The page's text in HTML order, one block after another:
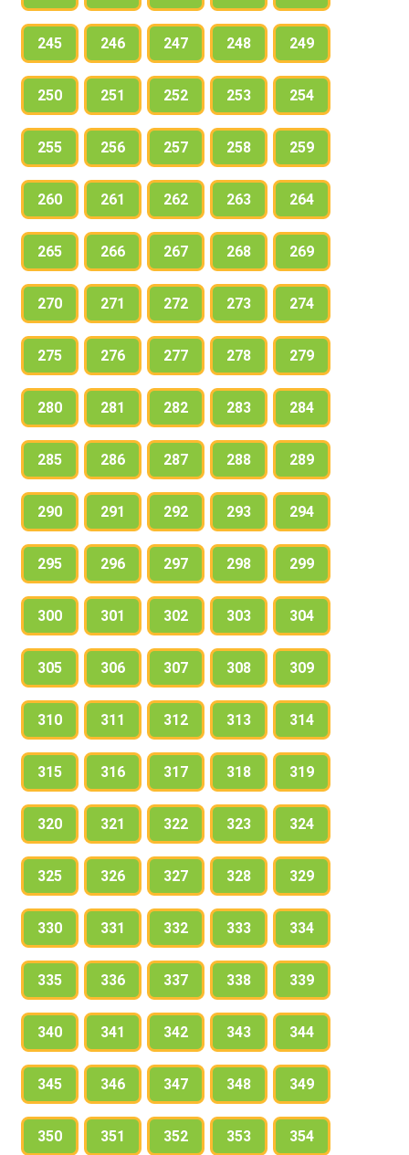
245 246 247 248 249
250 251 252 253 254
255 256 257 258 259
260 261 262 263 264
265 266 267 268 269
270 271 272 273 274
275 276 277 278 279
280 281 282 283 284
285 286 287 288 289
290 291 292 293 294
295 296 297 298 299
300 301 302 303 304
305 306 307 308 309
310 311 312 313 314
315 316 317 318 319
320 321 322 323 324
325 326 327 328 329
330 331 332 333 334
335 336 337 338 339
340 341 342 343 344
345 346 347 348 349
350 351 352 353 354